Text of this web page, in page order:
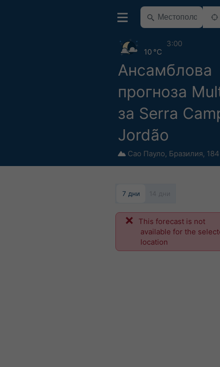
Ансамблова
прогноза
за Serra
Jordão
Сао Пауло, Бразилия,
10 °C
3:00
7 дни
This forecast is not
available for the
location